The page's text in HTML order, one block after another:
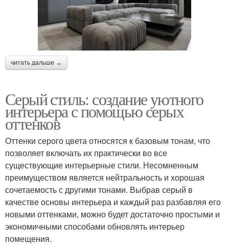
читать дальше →
Серый стиль: создание уютного
интерьера с помощью серых
оттенков
Оттенки серого цвета относятся к базовым тонам, что
позволяет включать их практически во все
существующие интерьерные стили. Несомненным
преимуществом является нейтральность и хорошая
сочетаемость с другими тонами. Выбрав серый в
качестве основы интерьера и каждый раз разбавляя его
новыми оттенками, можно будет достаточно простыми и
экономичными способами обновлять интерьер
помещения.